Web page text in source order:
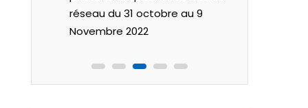
réseau du 31 octobre au 9
Novembre 2022